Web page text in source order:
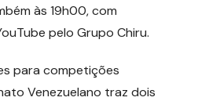
às 19h00, com
pelo Grupo Chiru.
para competições
Venezuelano traz dois